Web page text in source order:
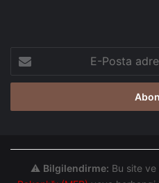
Posta
adresinizi
⚠️ Bilgilendirme: Bu site